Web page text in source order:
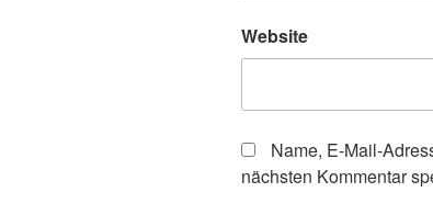
Website
Name, E-Mail-
nächsten Kommentar